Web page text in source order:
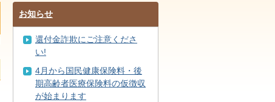
お知らせ
還付金詐欺にご注意くださ
い!
4月から国民健康保険料・後
期高齢者医療保険料の仮徴収
が始まります